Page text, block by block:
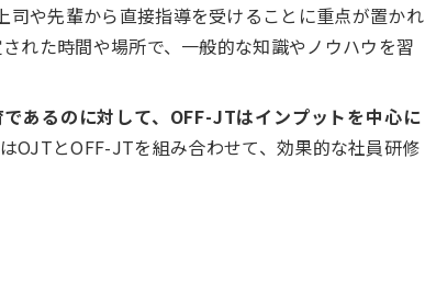
や先輩から直接指導を受けることに重点が置かれ
れた時間や場所で、一般的な知識やノウハウを習
あるのに対して、OFF-JTはインプットを中心に
OJTとOFF-JTを組み合わせて、効果的な社員研修